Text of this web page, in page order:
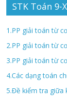
STK Toán 9-
1.PP giải toán từ
2.PP giải toán từ
3.PP giải toán từ
4.Các dạng toán
5.Đề kiểm tra giữa